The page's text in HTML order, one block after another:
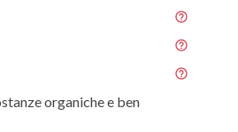
organiche e ben